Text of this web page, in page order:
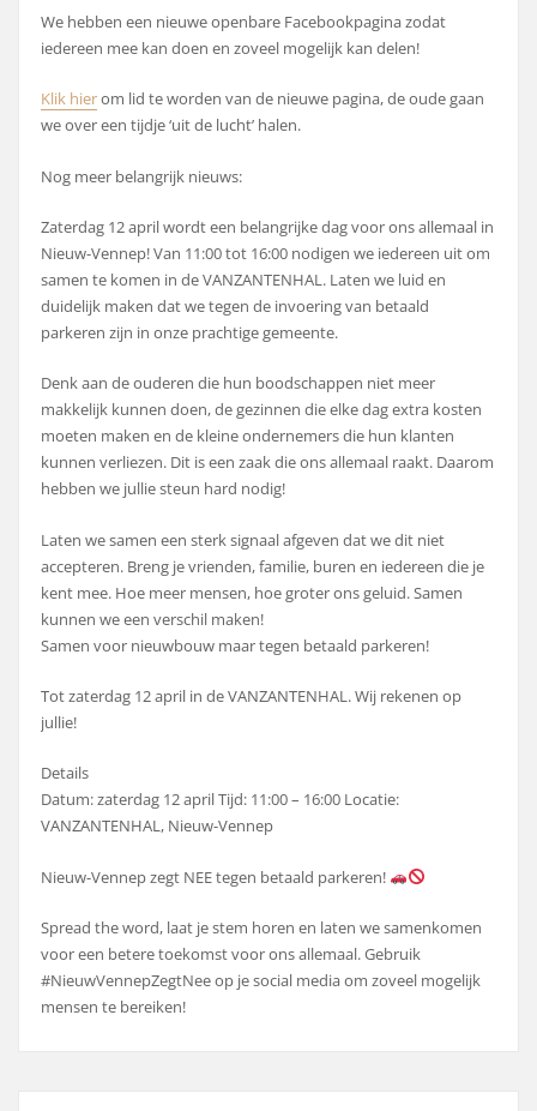
We hebben een nieuwe openbare Facebookpagina zodat
iedereen mee kan doen en zoveel mogelijk kan delen!
Klik hierom lid te worden van de nieuwe pagina, de oude gaan
we over een tijdje ‘uit de lucht’ halen.
Nog meer belangrijk nieuws:
Zaterdag 12 april wordt een belangrijke dag voor ons allemaal in
Nieuw-Vennep! Van 11:00 tot 16:00 nodigen we iedereen uit om
samen te komen in de VANZANTENHAL. Laten we luid en
duidelijk maken dat we tegen de invoering van betaald
parkeren zijn in onze prachtige gemeente.
Denk aan de ouderen die hun boodschappen niet meer
makkelijk kunnen doen, de gezinnen die elke dag extra kosten
moeten maken en de kleine ondernemers die hun klanten
kunnen verliezen. Dit is een zaak die ons allemaal raakt. Daarom
hebben we jullie steun hard nodig!
Laten we samen een sterk signaal afgeven dat we dit niet
accepteren. Breng je vrienden, familie, buren en iedereen die je
kent mee. Hoe meer mensen, hoe groter ons geluid. Samen
kunnen we een verschil maken!
Samen voor nieuwbouw maar tegen betaald parkeren!
Tot zaterdag 12 april in de VANZANTENHAL. Wij rekenen op
jullie!
Details
Datum: zaterdag 12 april Tijd: 11:00 – 16:00 Locatie:
VANZANTENHAL, Nieuw-Vennep
Nieuw-Vennep zegt NEE tegen betaald parkeren!
Spread the word, laat je stem horen en laten we samenkomen
voor een betere toekomst voor ons allemaal. Gebruik
#NieuwVennepZegtNee op je social media om zoveel mogelijk
mensen te bereiken!